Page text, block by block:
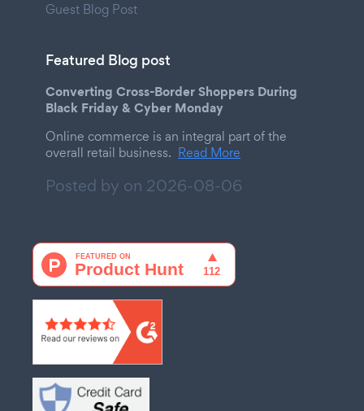
Guest Blog Post
Featured Blog post
Converting Cross-Border Shoppers During
Black Friday & Cyber Monday
Online commerce is an integral part of the
overall retail business. Read More
Posted by on 2026-08-06